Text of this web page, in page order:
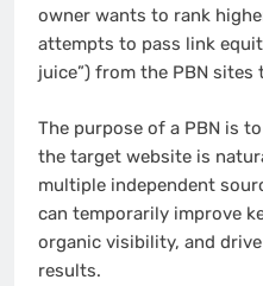
owner wants to rank
attempts to pass link
juice”) from the PBN
The purpose of a PBN is
the target website is
multiple independent
can temporarily improve
organic visibility, and
results.